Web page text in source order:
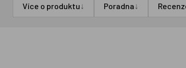
Více o produktu↓ Poradna↓